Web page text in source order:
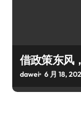
借政策东风
dawei 6 月 18,